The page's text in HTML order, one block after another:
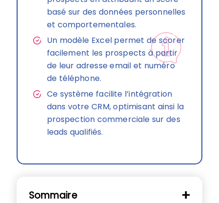
basé sur des données personnelles
et comportementales.
Un modèle Excel permet de scorer
facilement les prospects à partir
de leur adresse email et numéro
de téléphone.
Ce système facilite l’intégration
dans votre CRM, optimisant ainsi la
prospection commerciale sur des
leads qualifiés.
Sommaire